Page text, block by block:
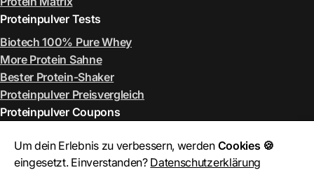
Um dein Erlebnis zu verbessern, werden Cookies 🍪
eingesetzt. Einverstanden? Datenschutzerklärung
Proteinpulver Tests
Biotech 100% Pure Whey
More Protein Sahne
Bester Protein-Shaker
Proteinpulver Preisvergleich
Proteinpulver Coupons
More Rabattcode August 2026
MyProtein Rabattcode August 2026